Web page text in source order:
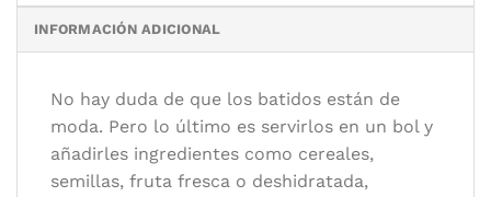
Categoría:Vinos y otras bebidas
Editorial: H. F. Ullmann, riverside
Formato:
18 x 25 cm.
Idioma: Español
INFORMACIÓN ADICIONAL
No hay duda de que los batidos están de
moda. Pero lo último es servirlos en un bol y
añadirles ingredientes como cereales,
semillas, fruta fresca o deshidratada,